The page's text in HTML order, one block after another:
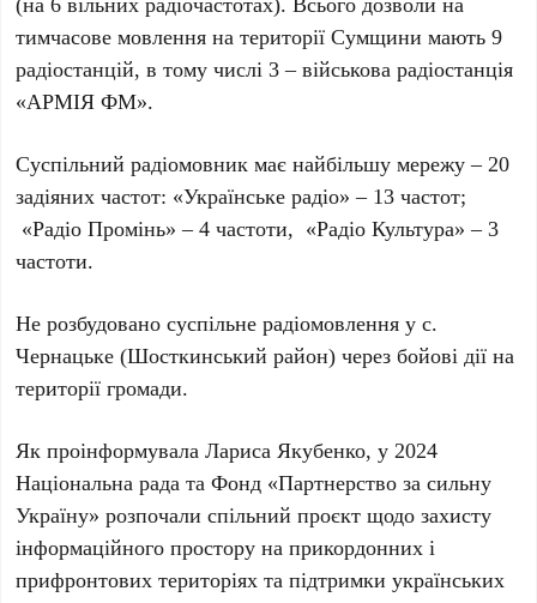
тимчасове мовлення на території Сумщини мають 9
радіостанцій, в тому числі 3 – військова радіостанція
«АРМІЯ ФМ».
Суспільний радіомовник має найбільшу мережу – 20
задіяних частот: «Українське радіо» – 13 частот;
«Радіо Промінь» – 4 частоти, «Радіо Культура» – 3
частоти.
Не розбудовано суспільне радіомовлення у с.
Чернацьке (Шосткинський район) через бойові дії на
території громади.
Як проінформувала Лариса Якубенко, у 2024
Національна рада та Фонд «Партнерство за сильну
Україну» розпочали спільний проєкт щодо захисту
інформаційного простору на прикордонних і
прифронтових територіях та підтримки українських